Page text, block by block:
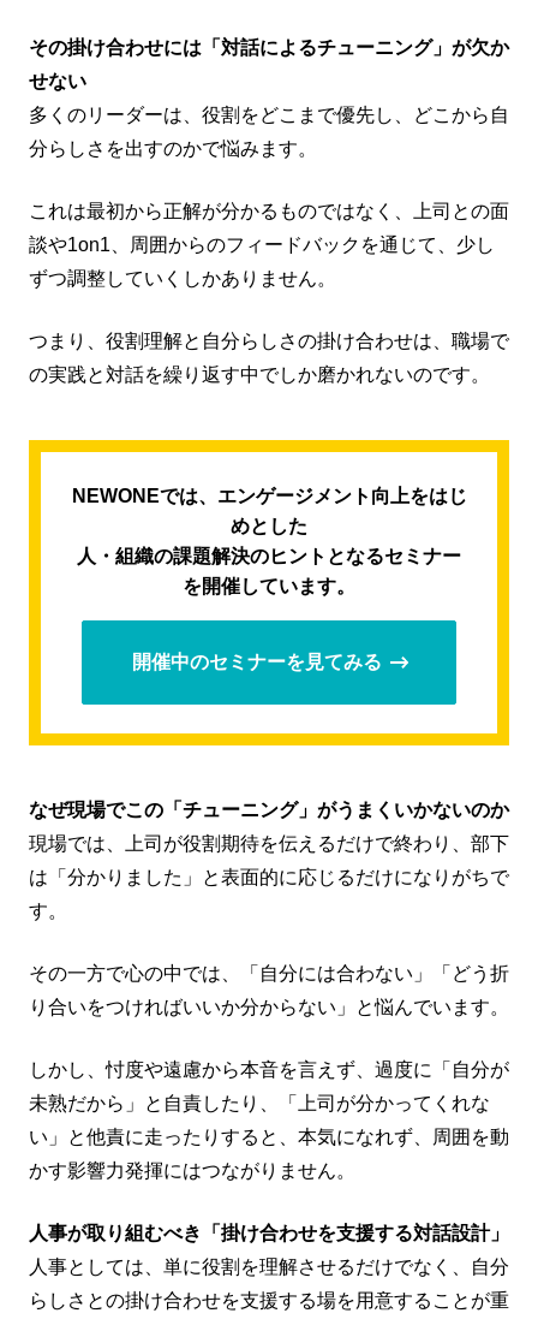
その掛け合わせには「対話によるチューニング」が欠か
せない
多くのリーダーは、役割をどこまで優先し、どこから自
分らしさを出すのかで悩みます。
これは最初から正解が分かるものではなく、上司との面
談や1on1、周囲からのフィードバックを通じて、少し
ずつ調整していくしかありません。
つまり、役割理解と自分らしさの掛け合わせは、職場で
の実践と対話を繰り返す中でしか磨かれないのです。
NEWONEでは、エンゲージメント向上をはじ
めとした
人・組織の課題解決のヒントとなるセミナー
を開催しています。
開催中のセミナーを見てみる
なぜ現場でこの「チューニング」がうまくいかないのか
現場では、上司が役割期待を伝えるだけで終わり、部下
は「分かりました」と表面的に応じるだけになりがちで
す。
その一方で心の中では、「自分には合わない」「どう折
り合いをつければいいか分からない」と悩んでいます。
しかし、忖度や遠慮から本音を言えず、過度に「自分が
未熟だから」と自責したり、「上司が分かってくれな
い」と他責に走ったりすると、本気になれず、周囲を動
かす影響力発揮にはつながりません。
人事が取り組むべき「掛け合わせを支援する対話設計」
人事としては、単に役割を理解させるだけでなく、自分
らしさとの掛け合わせを支援する場を用意することが重